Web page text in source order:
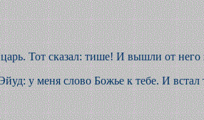
Тот сказал: тише! И вышли от
у меня слово Божье к тебе. И встал